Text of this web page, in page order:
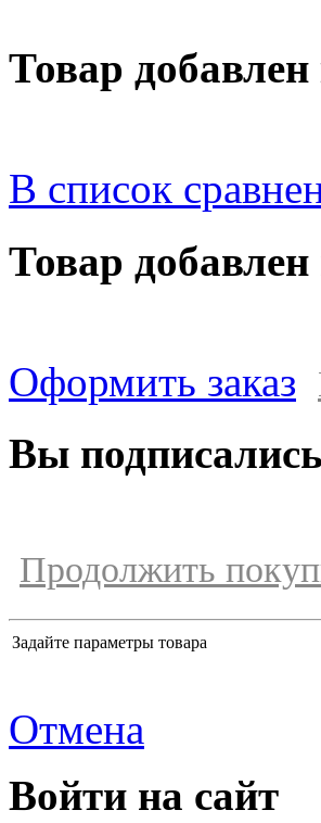
Товар
В список
Товар
Оформить заказ
Вы
Продолжить
Задайте параметры товара
Отмена
Войти на сайт